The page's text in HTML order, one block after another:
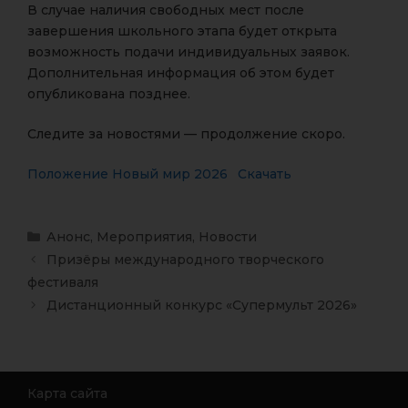
В случае наличия свободных мест после
завершения школьного этапа будет открыта
возможность подачи индивидуальных заявок.
Дополнительная информация об этом будет
опубликована позднее.
Следите за новостями — продолжение скоро.
Положение Новый мир 2026 Скачать
Анонс, Мероприятия, Новости
Призёры международного творческого
фестиваля
Дистанционный конкурс «Супермульт 2026»
Карта сайта